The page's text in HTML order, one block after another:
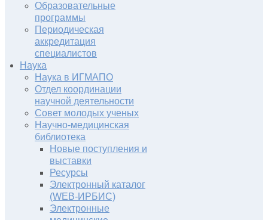
Образовательные
программы
Периодическая
аккредитация
специалистов
Наука
Наука в ИГМАПО
Отдел координации
научной деятельности
Совет молодых ученых
Научно-медицинская
библиотека
Новые поступления и
выставки
Ресурсы
Электронный каталог
(WEB-ИРБИС)
Электронные